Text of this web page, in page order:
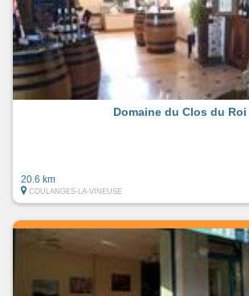
Domaine du Clos du Roi
20.6 km
COULANGES-LA-VINEUSE